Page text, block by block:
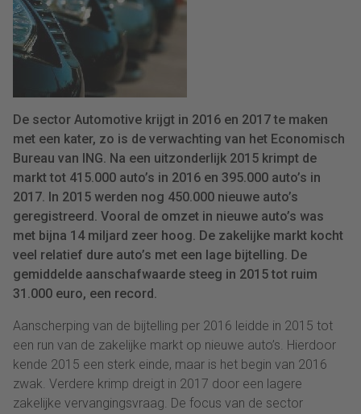
De sector Automotive krijgt in 2016 en 2017 te maken
met een kater, zo is de verwachting van het Economisch
Bureau van ING. Na een uitzonderlijk 2015 krimpt de
markt tot 415.000 auto’s in 2016 en 395.000 auto’s in
2017. In 2015 werden nog 450.000 nieuwe auto’s
geregistreerd. Vooral de omzet in nieuwe auto’s was
met bijna 14 miljard zeer hoog. De zakelijke markt kocht
veel relatief dure auto’s met een lage bijtelling. De
gemiddelde aanschafwaarde steeg in 2015 tot ruim
31.000 euro, een record.
Aanscherping van de bijtelling per 2016 leidde in 2015 tot
een run van de zakelijke markt op nieuwe auto’s. Hierdoor
kende 2015 een sterk einde, maar is het begin van 2016
zwak. Verdere krimp dreigt in 2017 door een lagere
zakelijke vervangingsvraag. De focus van de sector